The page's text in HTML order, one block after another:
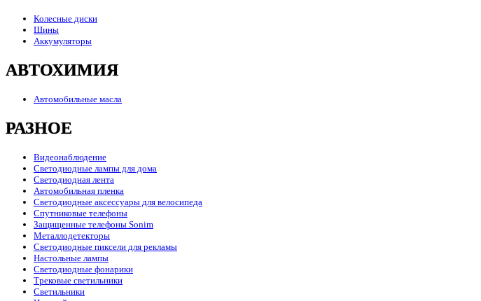
Колесные диски
Шины
Аккумуляторы
АВТОХИМИЯ
Автомобильные масла
РАЗНОЕ
Видеонаблюдение
Светодиодные лампы для дома
Светодиодная лента
Автомобильная пленка
Светодиодные аксессуары для велосипеда
Спутниковые телефоны
Защищенные телефоны Sonim
Металлодетекторы
Светодиодные пиксели для рекламы
Настольные лампы
Светодиодные фонарики
Трековые светильники
Светильники